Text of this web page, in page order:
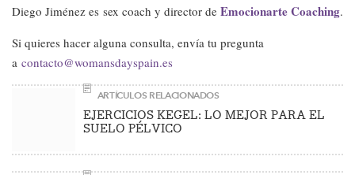
Diego Jiménez es sex coach y director de Emocionarte Coaching.
Si quieres hacer alguna consulta, envía tu pregunta
a contacto@womansdayspain.es
ARTÍCULOS RELACIONADOS
EJERCICIOS KEGEL: LO MEJOR PARA EL
SUELO PÉLVICO